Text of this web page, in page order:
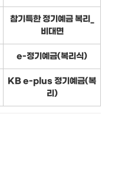
참기특한 정기예금 복리_
비대면
e-정기예금(복리식)
KB e-plus 정기예금(복
리)